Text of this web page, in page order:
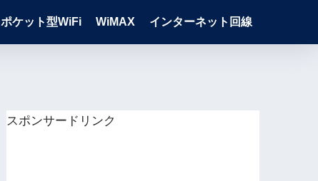
ポケット型WiFi WiMAX インターネット回線
スポンサードリンク